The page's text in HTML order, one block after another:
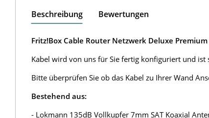
Beschreibung Bewertungen
Fritz!Box Cable Router Netzwerk Deluxe
Kabel wird von uns für Sie fertig konfiguriert und ist
Bitte überprüfen Sie ob das Kabel zu Ihrer Wand
Bestehend aus:
- Lokmann 135dB Vollkupfer 7mm SAT Koaxial